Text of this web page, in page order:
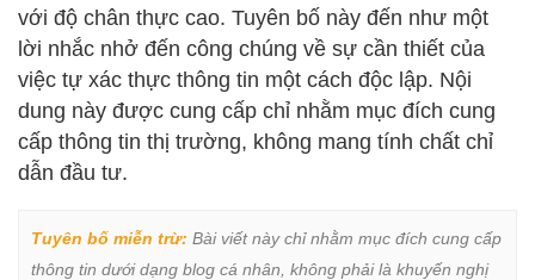
với độ chân thực cao. Tuyên bố này đến như một
lời nhắc nhở đến công chúng về sự cần thiết của
việc tự xác thực thông tin một cách độc lập. Nội
dung này được cung cấp chỉ nhằm mục đích cung
cấp thông tin thị trường, không mang tính chất chỉ
dẫn đầu tư.
Tuyên bố miễn trừ: Bài viết này chỉ nhằm mục đích cung cấp
thông tin dưới dạng blog cá nhân, không phải là khuyến nghị